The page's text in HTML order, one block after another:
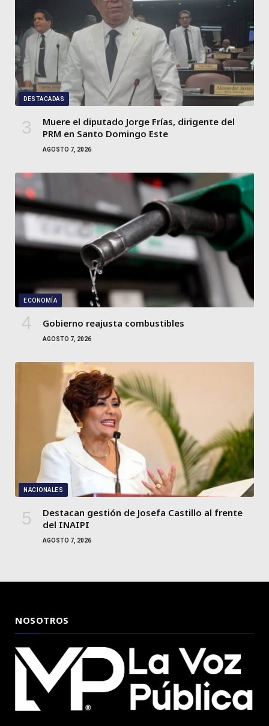
DESTACADAS
Muere el diputado Jorge Frías, dirigente del
PRM en Santo Domingo Este
AGOSTO 7, 2026
ECONOMÍA
Gobierno reajusta combustibles
AGOSTO 7, 2026
NACIONALES
Destacan gestión de Josefa Castillo al frente
del INAIPI
AGOSTO 7, 2026
NOSOTROS